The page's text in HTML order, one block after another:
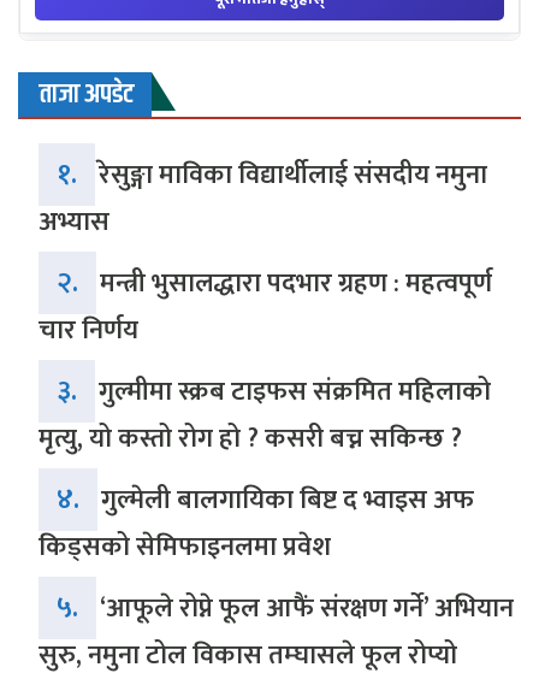
ताजा अपडेट
१. रेसुङ्गा माविका विद्यार्थीलाई संसदीय नमुना
अभ्यास
२. मन्त्री भुसालद्धारा पदभार ग्रहण : महत्वपूर्ण
चार निर्णय
३. गुल्मीमा स्क्रब टाइफस संक्रमित महिलाको
मृत्यु, यो कस्तो रोग हो ? कसरी बच्न सकिन्छ ?
४. गुल्मेली बालगायिका बिष्ट द भ्वाइस अफ
किड्सको सेमिफाइनलमा प्रवेश
५. ‘आफूले रोप्ने फूल आफैं संरक्षण गर्ने’ अभियान
सुरु, नमुना टोल विकास तम्घासले फूल रोप्यो